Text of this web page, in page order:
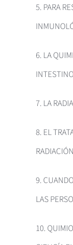
5. PARA
6. LA
7. LA
8. EL
9.
LAS
10.